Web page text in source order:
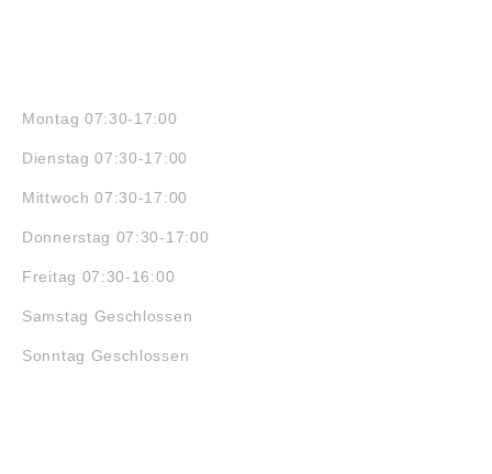
Montag 07:30-17:00
Dienstag 07:30-17:00
Mittwoch 07:30-17:00
Donnerstag 07:30-17:00
Freitag 07:30-16:00
Samstag Geschlossen
Sonntag Geschlossen